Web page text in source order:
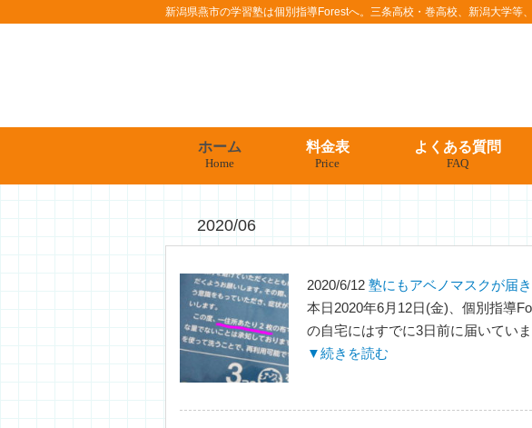
新潟県燕市の学習塾は個別指導Forestへ。三条高校・巻高校、新潟大学等
ホーム
Home
料金表
Price
よくある質問
FAQ
2020/06
2020/6/12 塾にもアベノマスクが届き
本日2020年6月12日(金)、個別指導
の自宅にはすでに3日前に届いてい
▼続きを読む